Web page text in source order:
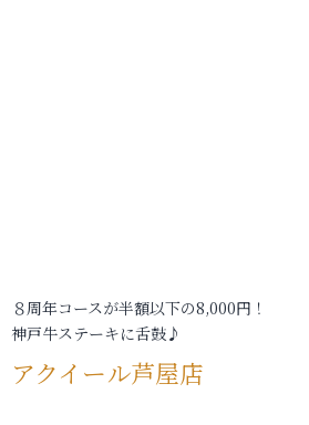
８周年コースが半額以下の8,000円！
神戸牛ステーキに舌鼓♪
アクイール芦屋店